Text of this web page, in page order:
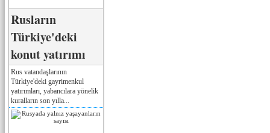
Rusların
Türkiye'deki
konut yatırımı
Rus vatandaşlarının
Türkiye'deki gayrimenkul
yatırımları, yabancılara yönelik
kuralların son yılla...